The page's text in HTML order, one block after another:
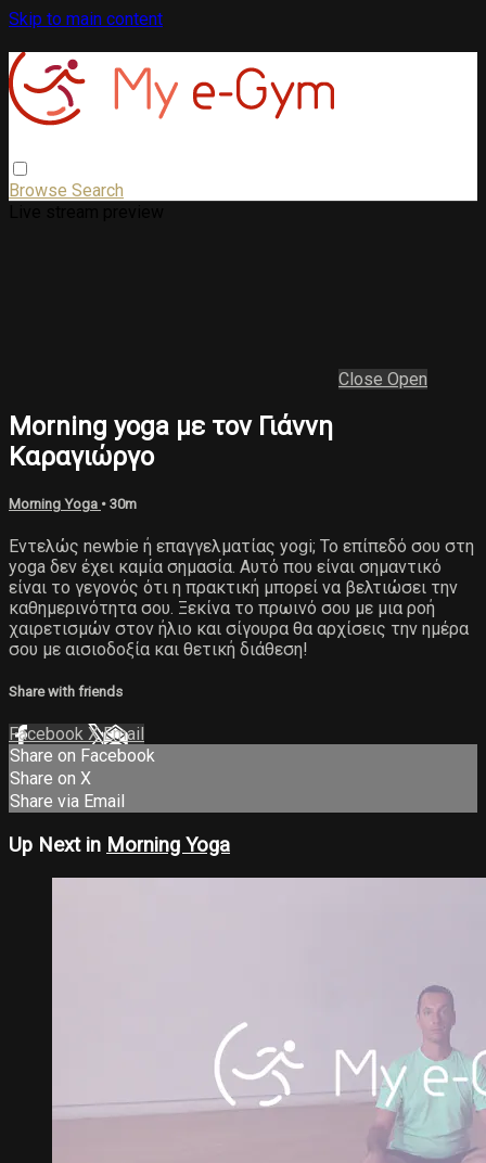
Skip to main content
Browse Search
Close Open
Morning yoga με τον Γιάννη
Καραγιώργο
Morning Yoga • 30m
Εντελώς newbie ή επαγγελματίας yogi; Το επίπεδό σου στη
yoga δεν έχει καμία σημασία. Αυτό που είναι σημαντικό
είναι το γεγονός ότι η πρακτική μπορεί να βελτιώσει την
καθημερινότητα σου. Ξεκίνα το πρωινό σου με μια ροή
χαιρετισμών στον ήλιο και σίγουρα θα αρχίσεις την ημέρα
σου με αισιοδοξία και θετική διάθεση!
Share with friends
Facebook XEmail
Share on Facebook
Share on X
Share via Email
Up Next in Morning Yoga